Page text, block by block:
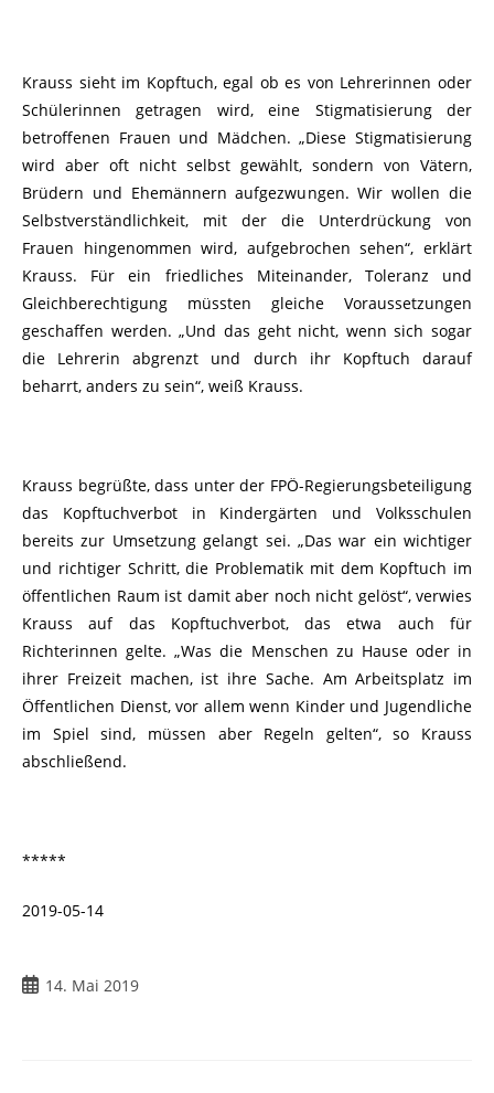
Krauss sieht im Kopftuch, egal ob es von Lehrerinnen oder
Schülerinnen getragen wird, eine Stigmatisierung der
betroffenen Frauen und Mädchen. „Diese Stigmatisierung
wird aber oft nicht selbst gewählt, sondern von Vätern,
Brüdern und Ehemännern aufgezwungen. Wir wollen die
Selbstverständlichkeit, mit der die Unterdrückung von
Frauen hingenommen wird, aufgebrochen sehen“, erklärt
Krauss. Für ein friedliches Miteinander, Toleranz und
Gleichberechtigung müssten gleiche Voraussetzungen
geschaffen werden. „Und das geht nicht, wenn sich sogar
die Lehrerin abgrenzt und durch ihr Kopftuch darauf
beharrt, anders zu sein“, weiß Krauss.
Krauss begrüßte, dass unter der FPÖ-Regierungsbeteiligung
das Kopftuchverbot in Kindergärten und Volksschulen
bereits zur Umsetzung gelangt sei. „Das war ein wichtiger
und richtiger Schritt, die Problematik mit dem Kopftuch im
öffentlichen Raum ist damit aber noch nicht gelöst“, verwies
Krauss auf das Kopftuchverbot, das etwa auch für
Richterinnen gelte. „Was die Menschen zu Hause oder in
ihrer Freizeit machen, ist ihre Sache. Am Arbeitsplatz im
Öffentlichen Dienst, vor allem wenn Kinder und Jugendliche
im Spiel sind, müssen aber Regeln gelten“, so Krauss
abschließend.
*****
2019-05-14
14. Mai 2019